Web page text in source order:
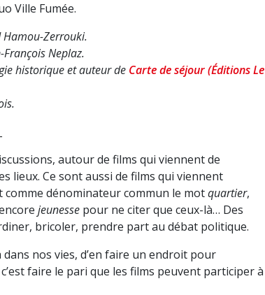
Ville Fumée.
Zerrouki.
François Neplaz.
historique et auteur de Carte de séjour (Éditions Le
autour de films qui viennent de
lieux. Ce sont aussi de films qui viennent
comme dénominateur commun le motquartier,
jeunesse pour ne citer que ceux-là… Des
bricoler, prendre part au débat politique.
dans nos vies, d’en faire un endroit pour
faire le pari que les films peuvent participer à